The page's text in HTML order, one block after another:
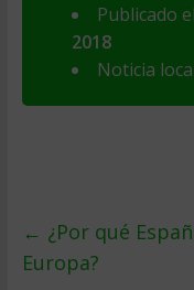
Publicado el
2018
Noticia
← ¿Por qué
Europa?